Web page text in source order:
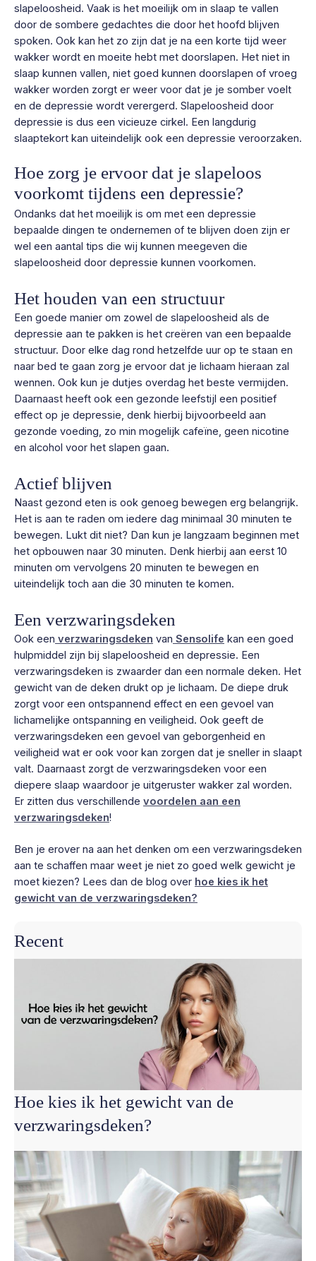
slapeloosheid. Vaak is het moeilijk om in slaap te vallen
door de sombere gedachtes die door het hoofd blijven
spoken. Ook kan het zo zijn dat je na een korte tijd weer
wakker wordt en moeite hebt met doorslapen. Het niet in
slaap kunnen vallen, niet goed kunnen doorslapen of vroeg
wakker worden zorgt er weer voor dat je je somber voelt
en de depressie wordt verergerd. Slapeloosheid door
depressie is dus een vicieuze cirkel. Een langdurig
slaaptekort kan uiteindelijk ook een depressie veroorzaken.
Hoe zorg je ervoor dat je slapeloos
voorkomt tijdens een depressie?
Ondanks dat het moeilijk is om met een depressie
bepaalde dingen te ondernemen of te blijven doen zijn er
wel een aantal tips die wij kunnen meegeven die
slapeloosheid door depressie kunnen voorkomen.
Het houden van een structuur
Een goede manier om zowel de slapeloosheid als de
depressie aan te pakken is het creëren van een bepaalde
structuur. Door elke dag rond hetzelfde uur op te staan en
naar bed te gaan zorg je ervoor dat je lichaam hieraan zal
wennen. Ook kun je dutjes overdag het beste vermijden.
Daarnaast heeft ook een gezonde leefstijl een positief
effect op je depressie, denk hierbij bijvoorbeeld aan
gezonde voeding, zo min mogelijk cafeïne, geen nicotine
en alcohol voor het slapen gaan.
Actief blijven
Naast gezond eten is ook genoeg bewegen erg belangrijk.
Het is aan te raden om iedere dag minimaal 30 minuten te
bewegen. Lukt dit niet? Dan kun je langzaam beginnen met
het opbouwen naar 30 minuten. Denk hierbij aan eerst 10
minuten om vervolgens 20 minuten te bewegen en
uiteindelijk toch aan die 30 minuten te komen.
Een verzwaringsdeken
Ook een verzwaringsdeken van Sensolife kan een goed
hulpmiddel zijn bij slapeloosheid en depressie. Een
verzwaringsdeken is zwaarder dan een normale deken. Het
gewicht van de deken drukt op je lichaam. De diepe druk
zorgt voor een ontspannend effect en een gevoel van
lichamelijke ontspanning en veiligheid. Ook geeft de
verzwaringsdeken een gevoel van geborgenheid en
veiligheid wat er ook voor kan zorgen dat je sneller in slaapt
valt. Daarnaast zorgt de verzwaringsdeken voor een
diepere slaap waardoor je uitgeruster wakker zal worden.
Er zitten dus verschillende voordelen aan een
verzwaringsdeken!
Ben je erover na aan het denken om een verzwaringsdeken
aan te schaffen maar weet je niet zo goed welk gewicht je
moet kiezen? Lees dan de blog over hoe kies ik het
gewicht van de verzwaringsdeken?
Recent
Hoe kies ik het gewicht van de
verzwaringsdeken?